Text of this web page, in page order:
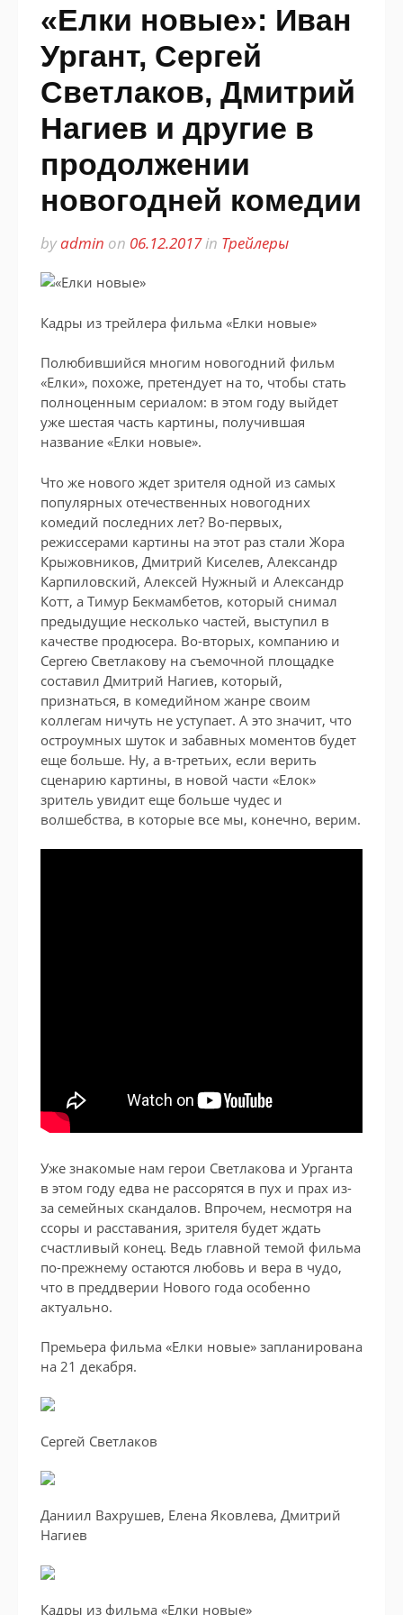
«Елки новые»: Иван
Ургант, Сергей
Светлаков, Дмитрий
Нагиев и другие в
продолжении
новогодней комедии
byadmin on 06.12.2017in Трейлеры
Кадры из трейлера фильма «Елки новые»
Полюбившийся многим новогодний фильм
«Елки», похоже, претендует на то, чтобы стать
полноценным сериалом: в этом году выйдет
уже шестая часть картины, получившая
название «Елки новые».
Что же нового ждет зрителя одной из самых
популярных отечественных новогодних
комедий последних лет? Во-первых,
режиссерами картины на этот раз стали Жора
Крыжовников, Дмитрий Киселев, Александр
Карпиловский, Алексей Нужный и Александр
Котт, а Тимур Бекмамбетов, который снимал
предыдущие несколько частей, выступил в
качестве продюсера. Во-вторых, компанию и
Сергею Светлакову на съемочной площадке
составил Дмитрий Нагиев, который,
признаться, в комедийном жанре своим
коллегам ничуть не уступает. А это значит, что
остроумных шуток и забавных моментов будет
еще больше. Ну, а в-третьих, если верить
сценарию картины, в новой части «Елок»
зритель увидит еще больше чудес и
волшебства, в которые все мы, конечно, верим.
Уже знакомые нам герои Светлакова и Урганта
в этом году едва не рассорятся в пух и прах из-
за семейных скандалов. Впрочем, несмотря на
ссоры и расставания, зрителя будет ждать
счастливый конец. Ведь главной темой фильма
по-прежнему остаются любовь и вера в чудо,
что в преддверии Нового года особенно
актуально.
Премьера фильма «Елки новые» запланирована
на 21 декабря.
Сергей Светлаков
Даниил Вахрушев, Елена Яковлева, Дмитрий
Нагиев
Кадры из фильма «Елки новые»